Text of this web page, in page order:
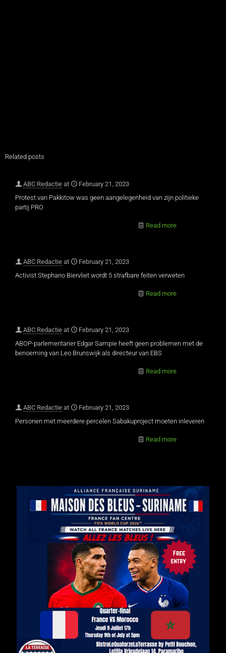
Related posts
ABC Redactie at
February 21, 2023
Protest van Pakkitow was geen aangelegenheid van zijn politieke
partij PRO
Read more
ABC Redactie at
February 21, 2023
Activist Stephano Biervliet wordt 5 strafbare feiten verweten
Read more
ABC Redactie at
February 21, 2023
ABOP-parlementarier Edgar Sampie heeft geen problemen met de
benoeming van Leo Brunswijk als directeur van EBS
Read more
ABC Redactie at
February 21, 2023
Personen met meerdere percelen Sabakuproject moeten inleveren
Read more